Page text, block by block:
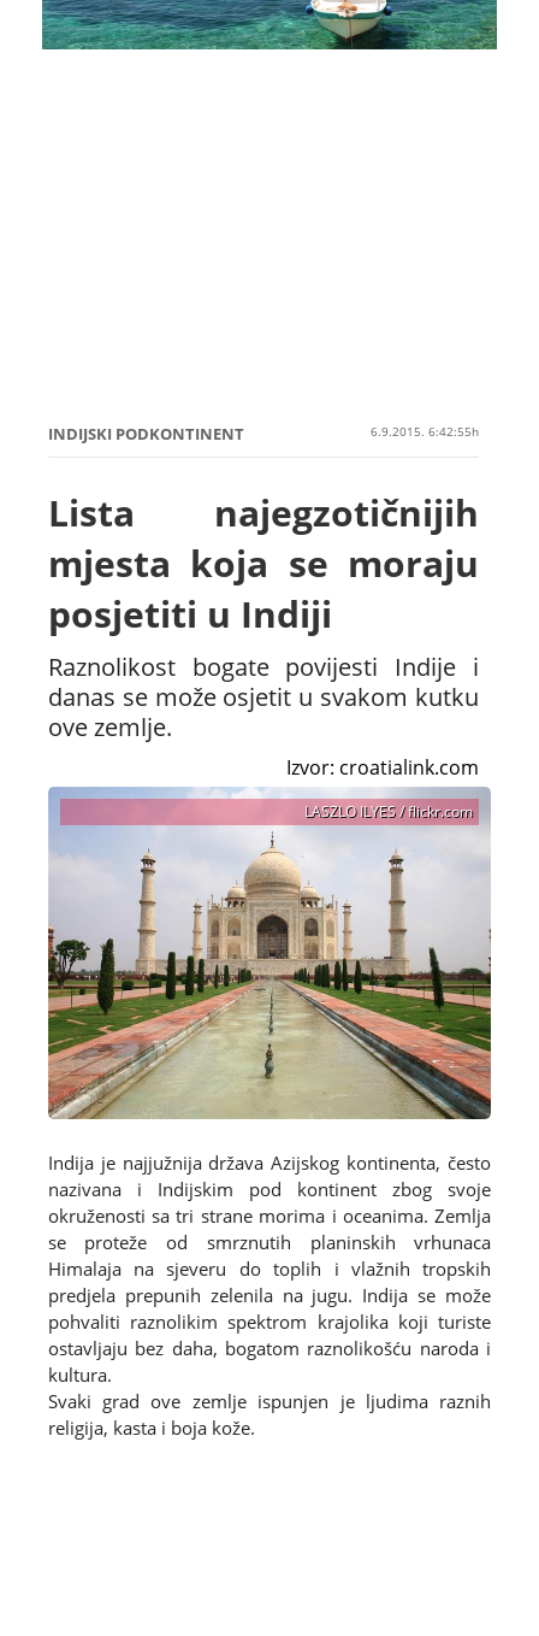
INDIJSKI PODKONTINENT 6.9.2015. 6:42:55h
Lista najegzotičnijih
mjesta koja se moraju
posjetiti u Indiji
Raznolikost bogate povijesti Indije i
danas se može osjetit u svakom kutku
ove zemlje.
Izvor: croatialink.com
LASZLO ILYES / flickr.com
Indija je najjužnija država Azijskog kontinenta, često
nazivana i Indijskim pod kontinent zbog svoje
okruženosti sa tri strane morima i oceanima. Zemlja
se proteže od smrznutih planinskih vrhunaca
Himalaja na sjeveru do toplih i vlažnih tropskih
predjela prepunih zelenila na jugu. Indija se može
pohvaliti raznolikim spektrom krajolika koji turiste
ostavljaju bez daha, bogatom raznolikošću naroda i
kultura.
Svaki grad ove zemlje ispunjen je ljudima raznih
religija, kasta i boja kože.